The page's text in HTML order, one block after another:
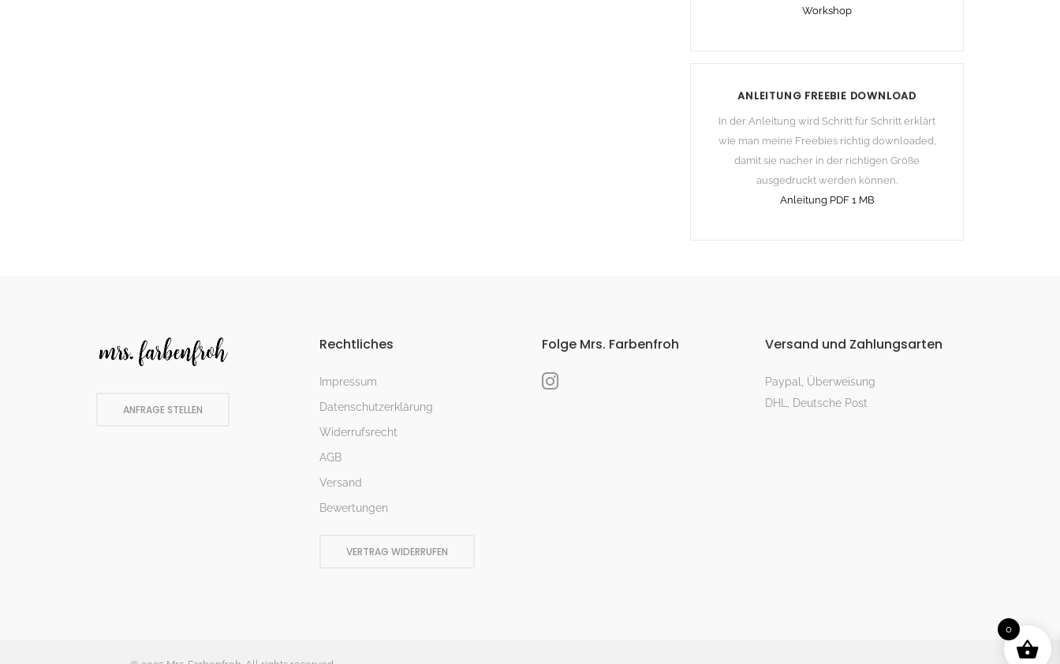
Workshop
ANLEITUNG FREEBIE DOWNLOAD
In der Anleitung wird Schritt für Schritt erklärt
wie man meine Freebies richtig downloaded,
damit sie nacher in der richtigen Größe
ausgedruckt werden können.
Anleitung PDF 1 MB
ANFRAGE STELLEN
Rechtliches
Impressum
Datenschutzerklärung
Widerrufsrecht
AGB
Versand
Bewertungen
VERTRAG WIDERRUFEN
Folge Mrs. Farbenfroh Versand und Zahlungsarten
Paypal, Überweisung
DHL, Deutsche Post
0